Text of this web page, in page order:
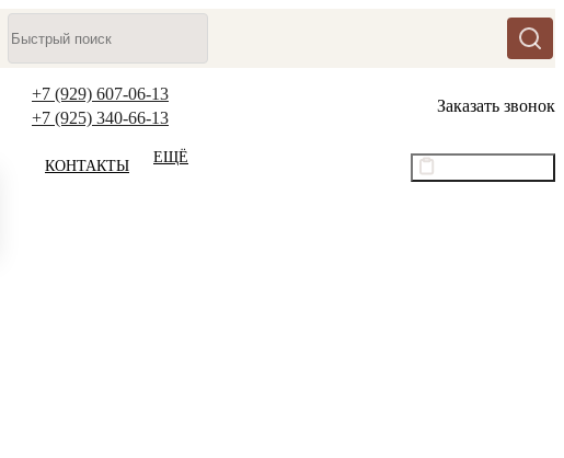
+7 (929) 607-06-13
+7 (925) 340-66-13
Заказать звонок
КОНТАКТЫ
ЕЩЁ